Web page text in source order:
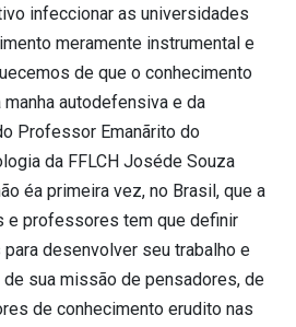
infeccionar as universidades
meramente instrumental e
de que o conhecimento
autodefensiva e da
Professor Emanãrito do
da FFLCH Joséde Souza
éa primeira vez, no Brasil, que a
e professores tem que definir
desenvolver seu trabalho e
sua missão de pensadores, de
de conhecimento erudito nas